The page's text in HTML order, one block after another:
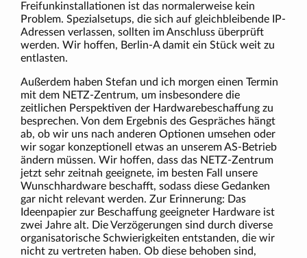
Freifunkinstallationen ist das normalerweise kein
Problem. Spezialsetups, die sich auf gleichbleibende IP-
Adressen verlassen, sollten im Anschluss überprüft
werden. Wir hoffen, Berlin-A damit ein Stück weit zu
entlasten.
Außerdem haben Stefan und ich morgen einen Termin
mit dem NETZ-Zentrum, um insbesondere die
zeitlichen Perspektiven der Hardwarebeschaffung zu
besprechen. Von dem Ergebnis des Gespräches hängt
ab, ob wir uns nach anderen Optionen umsehen oder
wir sogar konzeptionell etwas an unserem AS-Betrieb
ändern müssen. Wir hoffen, dass das NETZ-Zentrum
jetzt sehr zeitnah geeignete, im besten Fall unsere
Wunschhardware beschafft, sodass diese Gedanken
gar nicht relevant werden. Zur Erinnerung: Das
Ideenpapier zur Beschaffung geeigneter Hardware ist
zwei Jahre alt. Die Verzögerungen sind durch diverse
organisatorische Schwierigkeiten entstanden, die wir
nicht zu vertreten haben. Ob diese behoben sind,